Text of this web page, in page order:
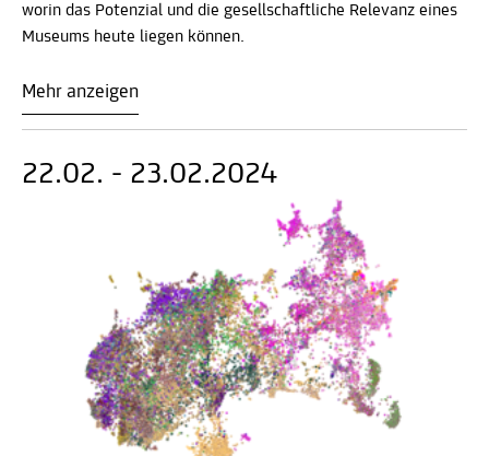
worin das Potenzial und die gesellschaftliche Relevanz eines
Museums heute liegen können.
Mehr anzeigen
22.02. - 23.02.2024